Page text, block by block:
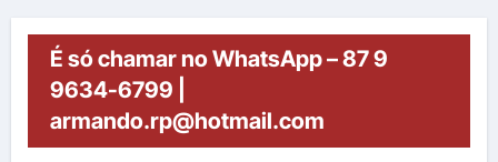
É só chamar no WhatsApp – 87 9
9634-6799 |
armando.rp@hotmail.com